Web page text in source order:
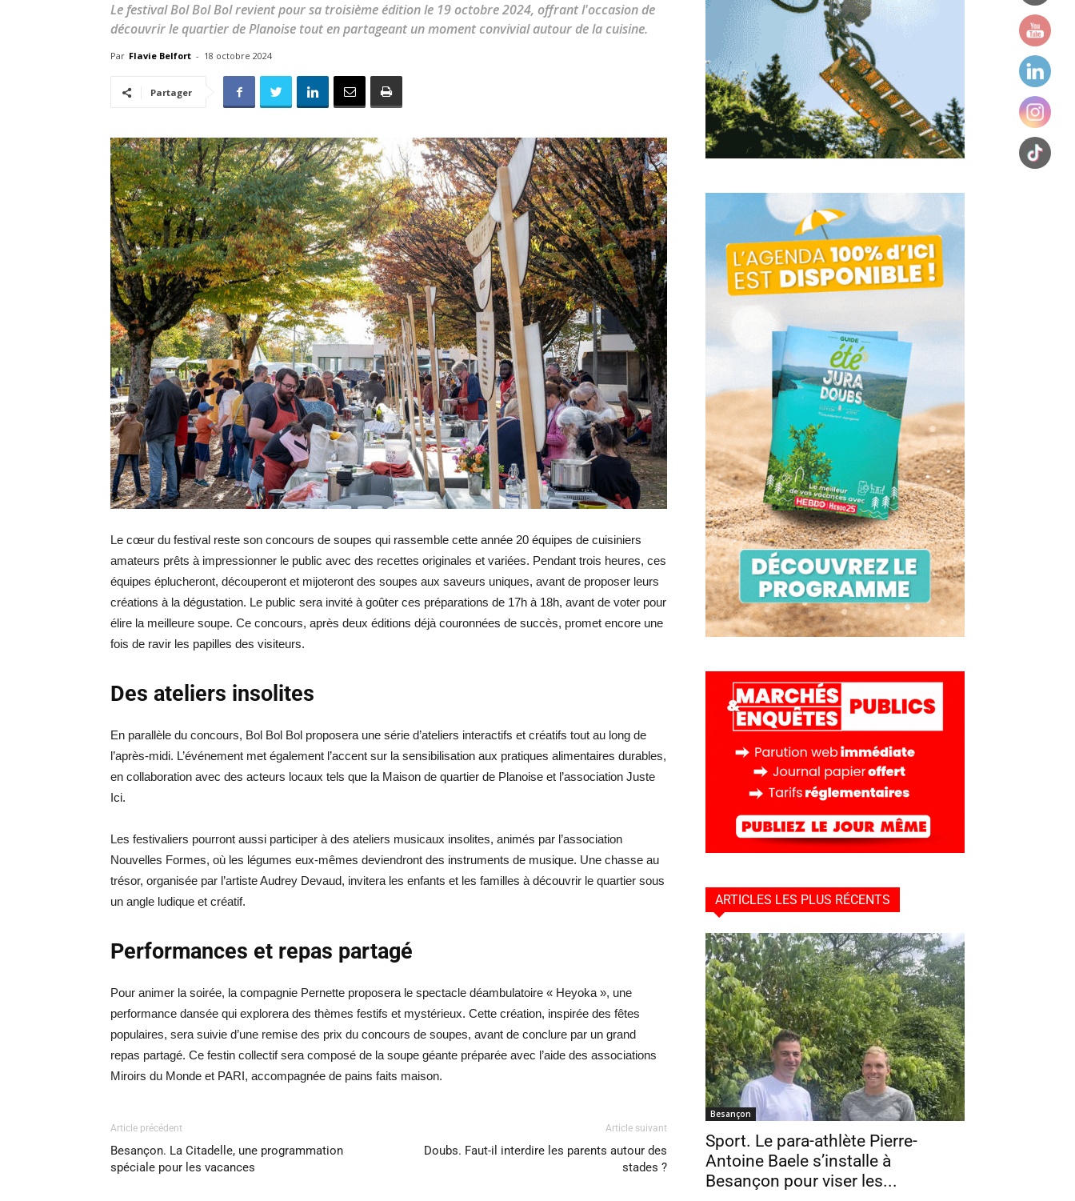
toute
locale
–
Hebdo25
Le festival Bol Bol Bol revient pour sa troisième édition le 19 octobre 2024, offrant l'occasion de
découvrir le quartier de Planoise tout en partageant un moment convivial autour de la cuisine.
Par Flavie Belfort - 18 octobre 2024
Partager
Le cœur du festival reste son concours de soupes qui rassemble cette année 20 équipes de cuisiniers
amateurs prêts à impressionner le public avec des recettes originales et variées. Pendant trois heures, ces
équipes éplucheront, découperont et mijoteront des soupes aux saveurs uniques, avant de proposer leurs
créations à la dégustation. Le public sera invité à goûter ces préparations de 17h à 18h, avant de voter pour
élire la meilleure soupe. Ce concours, après deux éditions déjà couronnées de succès, promet encore une
fois de ravir les papilles des visiteurs​.
Des ateliers insolites
En parallèle du concours, Bol Bol Bol proposera une série d’ateliers interactifs et créatifs tout au long de
l’après-midi. L’événement met également l’accent sur la sensibilisation aux pratiques alimentaires durables,
en collaboration avec des acteurs locaux tels que la Maison de quartier de Planoise et l’association Juste
Ici.
Les festivaliers pourront aussi participer à des ateliers musicaux insolites, animés par l’association
Nouvelles Formes, où les légumes eux-mêmes deviendront des instruments de musique. Une chasse au
trésor, organisée par l’artiste Audrey Devaud, invitera les enfants et les familles à découvrir le quartier sous
un angle ludique et créatif.
Performances et repas partagé
Pour animer la soirée, la compagnie Pernette proposera le spectacle déambulatoire « Heyoka », une
performance dansée qui explorera des thèmes festifs et mystérieux. Cette création, inspirée des fêtes
populaires, sera suivie d’une remise des prix du concours de soupes, avant de conclure par un grand
repas partagé. Ce festin collectif sera composé de la soupe géante préparée avec l’aide des associations
Miroirs du Monde et PARI, accompagnée de pains faits maison​.
Article précédent
Besançon. La Citadelle, une programmation
spéciale pour les vacances
Article suivant
Doubs. Faut-il interdire les parents autour des
stades ?
ARTICLES LES PLUS RÉCENTS
Besançon
Sport. Le para-athlète Pierre-
Antoine Baele s’installe à
Besançon pour viser les...